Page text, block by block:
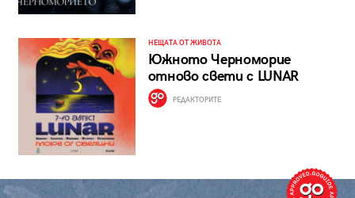
НЕЩАТА ОТ ЖИВОТА
Южното Черноморие
отново свети с LUNAR
РЕДАКТОРИТЕ